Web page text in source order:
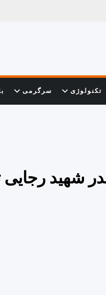
تکنولوژی سرگرمی
شهید رجایی